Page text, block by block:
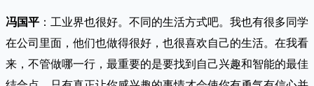
冯国平 ：工业界也很好。不同的生活方式吧。我也有很多同学
在公司里面，他们也做得很好，也很喜欢自己的生活。在我看
来，不管做哪一行，最重要的是要找到自己兴趣和智能的最佳